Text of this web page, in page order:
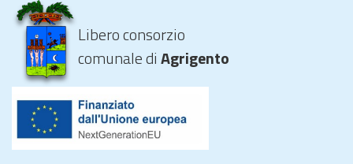
Libero consorzio
comunale diAgrigento